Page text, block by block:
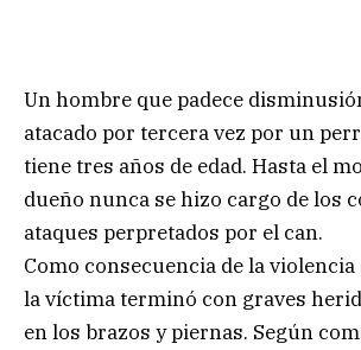
Un hombre que padece
atacado por tercera vez por un
tiene tres años de edad. Hasta el
dueño nunca se hizo cargo de los
ataques perpretados por el can.
Como consecuencia de la violencia
la víctima terminó con graves
en los brazos y piernas. Según